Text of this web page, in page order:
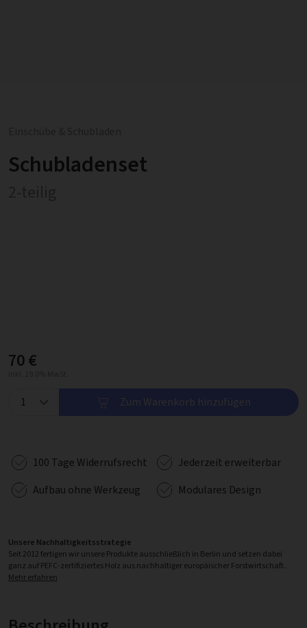
Schubladenset
70 €
Zum Warenkorb hinzufügen
100 Tage Widerrufsrecht
Jederzeit erweiterbar
Aufbau ohne Werkzeug
Modulares Design
Unsere Nachhaltigkeitsstrategie
Seit 2012 fertigen wir unsere Produkte ausschließlich in Berlin und setzen dabei
ganz auf PEFC-zertifiziertes Holz aus nachhaltiger europäischer Forstwirtschaft.
Mehr erfahren